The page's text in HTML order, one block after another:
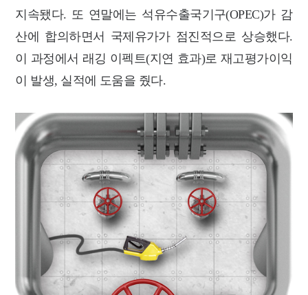
지속됐다. 또 연말에는 석유수출국기구(OPEC)가 감
산에 합의하면서 국제유가가 점진적으로 상승했다.
이 과정에서 래깅 이펙트(지연 효과)로 재고평가이익
이 발생, 실적에 도움을 줬다.